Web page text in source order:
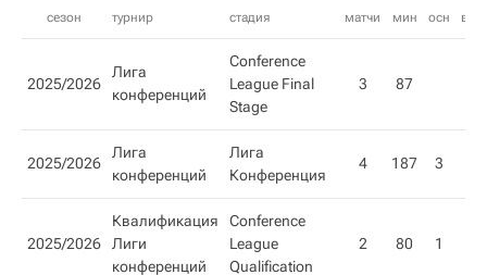
сезон турнир стадия матчи мин осн внз
2025/2026
Лига
конференций
Conference
League Final
Stage
3 87
2025/2026
Лига
конференций
Лига
Конференция
4 187 3
2025/2026
Квалификация
Лиги
конференций
Conference
League
Qualification
2 80 1